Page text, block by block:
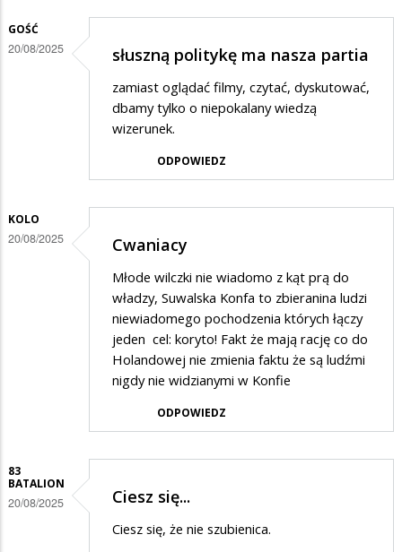
GOŚĆ
20/08/2025 słuszną politykę ma nasza partia
zamiast oglądać filmy, czytać, dyskutować,
dbamy tylko o niepokalany wiedzą
wizerunek.
ODPOWIEDZ
KOLO
20/08/2025 Cwaniacy
Młode wilczki nie wiadomo z kąt prą do
władzy, Suwalska Konfa to zbieranina ludzi
niewiadomego pochodzenia których łączy
jeden cel: koryto! Fakt że mają rację co do
Holandowej nie zmienia faktu że są ludźmi
nigdy nie widzianymi w Konfie
ODPOWIEDZ
83
BATALION
20/08/2025 Ciesz się...
Ciesz się, że nie szubienica.